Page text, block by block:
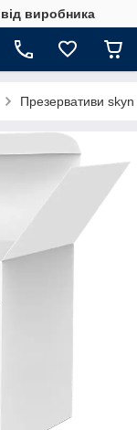
виробника
Презервативи skyn